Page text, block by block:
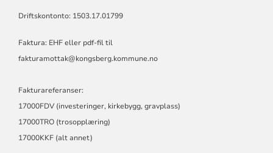
Driftskontonto: 1503.17.01799
Faktura: EHF eller pdf-fil til
fakturamottak@kongsberg.kommune.no
Fakturareferanser:
17000FDV (investeringer, kirkebygg, gravplass)
17000TRO (trosopplæring)
17000KKF (alt annet)